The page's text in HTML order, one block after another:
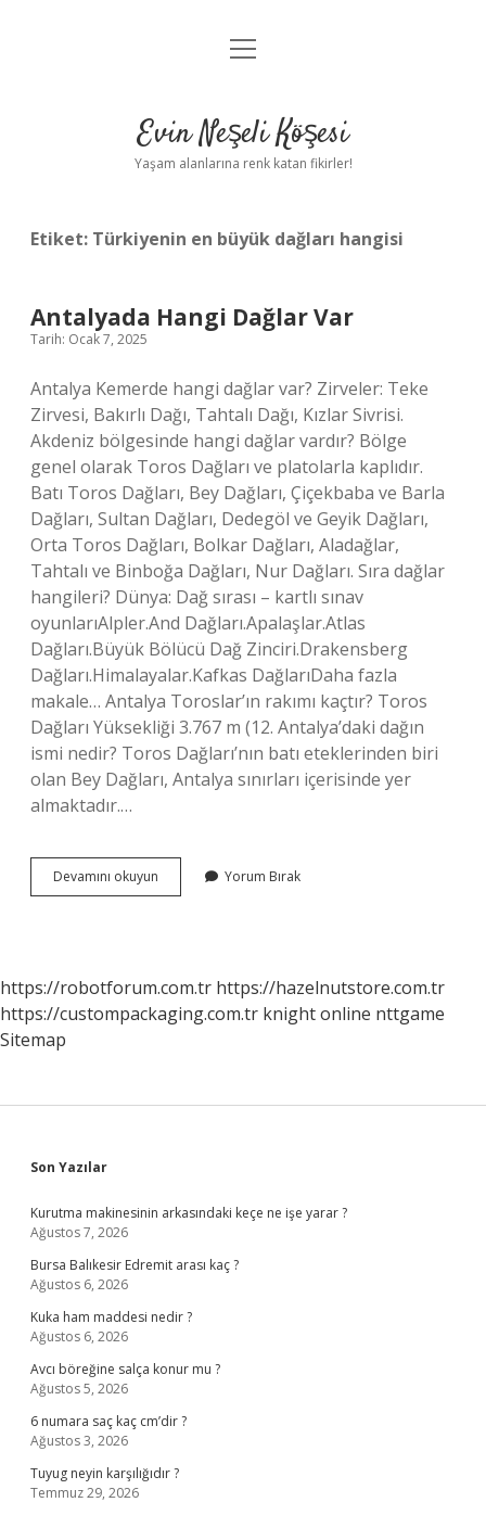
Anasayfa
Yasal Uyarı
menüyü
Evin Neşeli Köşesi
Yaşam alanlarına renk katan fikirler!
Etiket: Türkiyenin en büyük dağları hangisi
Antalyada Hangi Dağlar Var
Tarih: Ocak 7, 2025
Antalya Kemerde hangi dağlar var? Zirveler: Teke
Zirvesi, Bakırlı Dağı, Tahtalı Dağı, Kızlar Sivrisi.
Akdeniz bölgesinde hangi dağlar vardır? Bölge
genel olarak Toros Dağları ve platolarla kaplıdır.
Batı Toros Dağları, Bey Dağları, Çiçekbaba ve Barla
Dağları, Sultan Dağları, Dedegöl ve Geyik Dağları,
Orta Toros Dağları, Bolkar Dağları, Aladağlar,
Tahtalı ve Binboğa Dağları, Nur Dağları. Sıra dağlar
hangileri? Dünya: Dağ sırası – kartlı sınav
oyunlarıAlpler.And Dağları.Apalaşlar.Atlas
Dağları.Büyük Bölücü Dağ Zinciri.Drakensberg
Dağları.Himalayalar.Kafkas DağlarıDaha fazla
makale… Antalya Toroslar’ın rakımı kaçtır? Toros
Dağları Yüksekliği 3.767 m (12. Antalya’daki dağın
ismi nedir? Toros Dağları’nın batı eteklerinden biri
olan Bey Dağları, Antalya sınırları içerisinde yer
almaktadır.…
Devamını okuyun Antalyada
Hangi
Yorum Bırak
https://robotforum.com.tr https://hazelnutstore.com.tr
https://custompackaging.com.tr knight online nttgame
Sitemap
Sidebar
Son Yazılar
Kurutma makinesinin arkasındaki keçe ne işe yarar ?
Ağustos 7, 2026
Bursa Balıkesir Edremit arası kaç ?
Ağustos 6, 2026
Kuka ham maddesi nedir ?
Ağustos 6, 2026
Avcı böreğine salça konur mu ?
Ağustos 5, 2026
6 numara saç kaç cm’dir ?
Ağustos 3, 2026
Tuyug neyin karşılığıdır ?
Temmuz 29, 2026